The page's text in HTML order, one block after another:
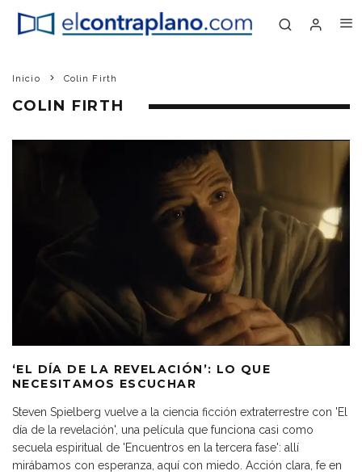
Inicio Colin Firth
COLIN FIRTH
‘EL DÍA DE LA REVELACIÓN’: LO QUE
NECESITAMOS ESCUCHAR
Steven Spielberg vuelve a la ciencia ficción extraterrestre con 'El
día de la revelación', una película que funciona casi como
secuela espiritual de 'Encuentros en la tercera fase': allí
mirábamos con esperanza, aquí con miedo. Acción clara, fe en